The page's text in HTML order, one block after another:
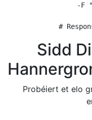
-F
#
Sidd
Probéiert et elo